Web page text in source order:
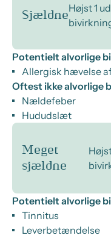
Sjældne
Højst 1
Potentielt alvorlige
Allergisk hævelse
Oftest ikke alvorlige
Nældefeber
Hududslæt
Meget
sjældne
Potentielt alvorlige
Tinnitus
Leverbetændelse